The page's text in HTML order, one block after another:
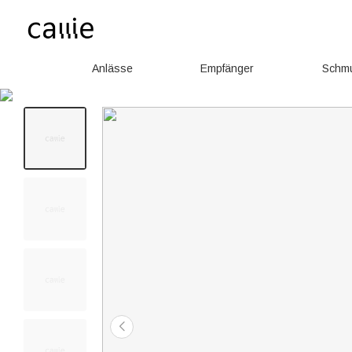
Anlässe Empfänger